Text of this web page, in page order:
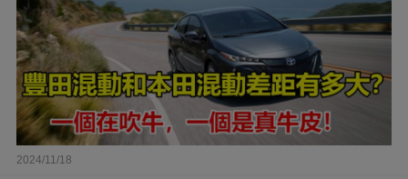
2024/11/18